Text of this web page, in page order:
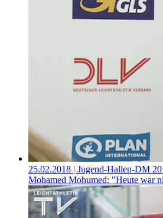
25.02.2018 | Jugend-Hallen-DM
Mohamed Mohumed: "Heute war